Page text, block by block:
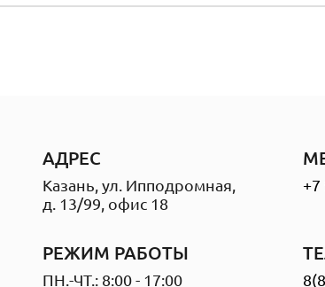
АДРЕС
Казань, ул. Ипподромная,
д. 13/99, офис 18
+7
РЕЖИМ РАБОТЫ
ПН.-ЧТ.: 8:00 - 17:00